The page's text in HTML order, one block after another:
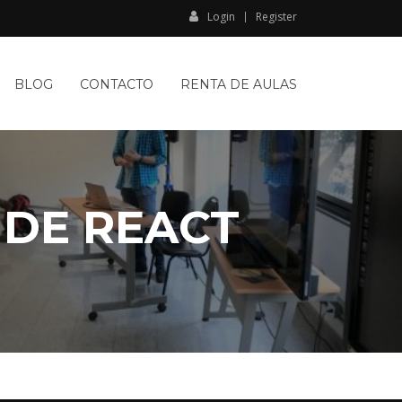
Login Register
BLOG CONTACTO RENTA DE AULAS
REACT